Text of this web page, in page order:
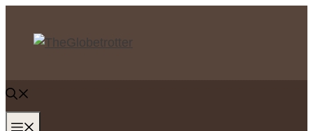
Inhalt
springen